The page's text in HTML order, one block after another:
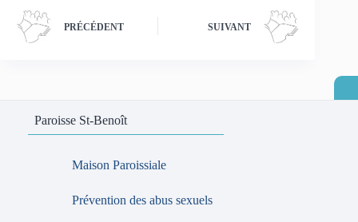
PRÉCÉDENT SUIVANT
Paroisse St-Benoît
Maison Paroissiale
Prévention des abus sexuels